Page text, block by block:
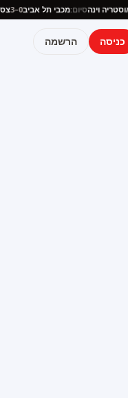
אוסטריה וינהסיום:מכבי תל אביב0–3
כניסה הרשמה